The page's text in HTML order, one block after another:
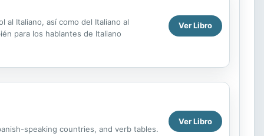
al Italiano, así como del Italiano al
para los hablantes de Italiano
Ver Libro
speaking countries, and verb tables.
Ver Libro